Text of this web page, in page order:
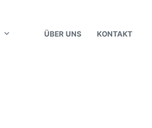
ÜBER UNS KONTAKT